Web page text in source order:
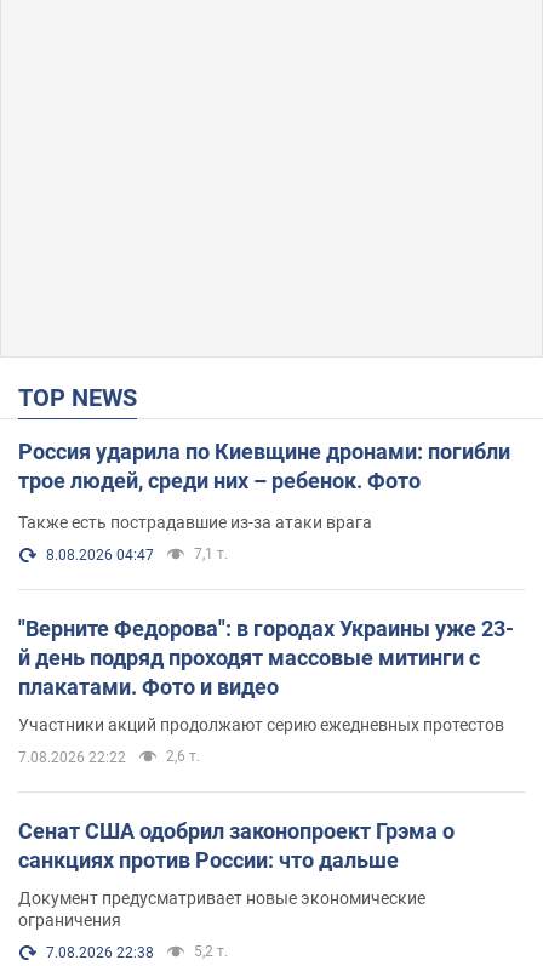
TOP NEWS
Россия ударила по Киевщине дронами: погибли
трое людей, среди них – ребенок. Фото
Также есть пострадавшие из-за атаки врага
8.08.2026 04:47 7,1 т.
"Верните Федорова": в городах Украины уже 23-
й день подряд проходят массовые митинги с
плакатами. Фото и видео
Участники акций продолжают серию ежедневных протестов
7.08.2026 22:22 2,6 т.
Сенат США одобрил законопроект Грэма о
санкциях против России: что дальше
Документ предусматривает новые экономические
ограничения
7.08.2026 22:38 5,2 т.